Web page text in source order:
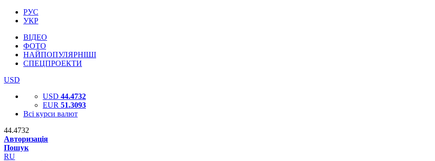
РУС
УКР
ВІДЕО
ФОТО
НАЙПОПУЛЯРНІШІ
СПЕЦПРОЕКТИ
USD
USD 44.4732
EUR 51.3093
Всі курси валют
44.4732
Авторизація
Пошук
RU